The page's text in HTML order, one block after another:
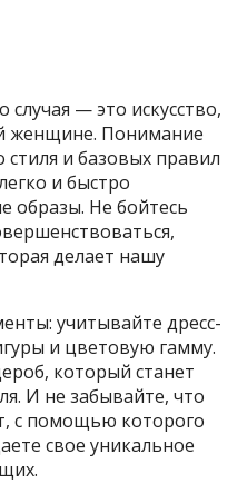
— это искусство,
женщине. Понимание
стиля и базовых правил
и быстро
образы. Не бойтесь
делает нашу
учитывайте дресс-
и цветовую гамму.
который станет
И не забывайте, что
с помощью которого
свое уникальное